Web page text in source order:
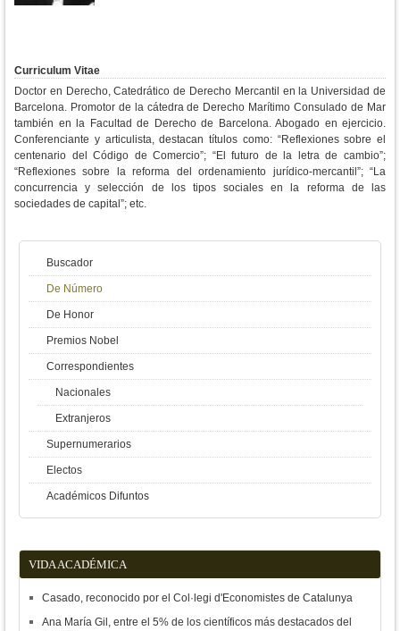
Curriculum Vitae
Doctor en Derecho, Catedrático de Derecho Mercantil en la Universidad de
Barcelona. Promotor de la cátedra de Derecho Marítimo Consulado de Mar
también en la Facultad de Derecho de Barcelona. Abogado en ejercicio.
Conferenciante y articulista, destacan títulos como: “Reflexiones sobre el
centenario del Código de Comercio”; “El futuro de la letra de cambio”;
“Reflexiones sobre la reforma del ordenamiento jurídico-mercantil”; “La
concurrencia y selección de los tipos sociales en la reforma de las
sociedades de capital”; etc.
Buscador
De Número
De Honor
Premios Nobel
Correspondientes
Nacionales
Extranjeros
Supernumerarios
Electos
Académicos Difuntos
VIDA ACADÉMICA
Casado, reconocido por el Col·legi d'Economistes de Catalunya
Ana María Gil, entre el 5% de los científicos más destacados del